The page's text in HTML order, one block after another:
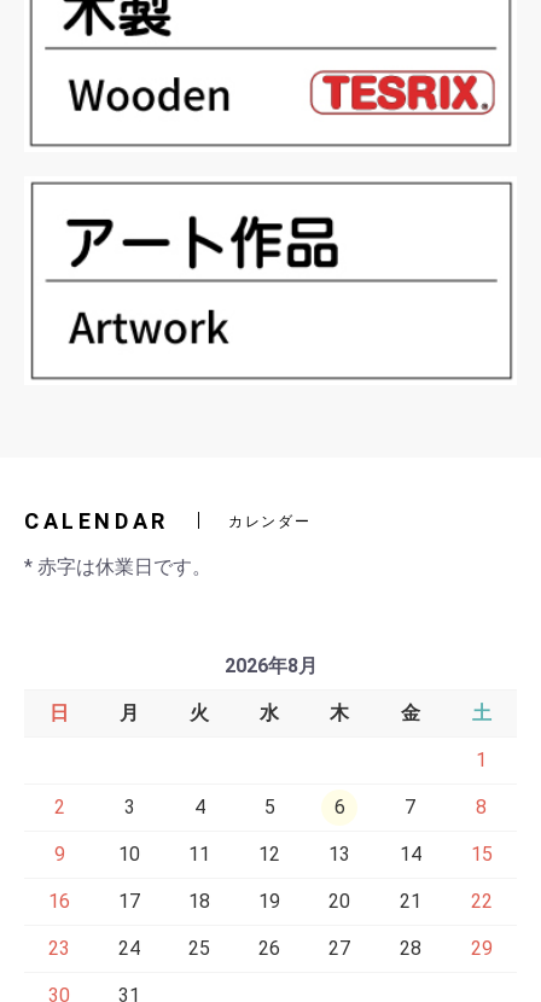
CALENDAR カレンダー
* 赤字は休業日です。
2026年8月
日 月 火 水 木 金 土
1
2 3 4 5 6 7 8
9 10 11 12 13 14 15
16 17 18 19 20 21 22
23 24 25 26 27 28 29
30 31